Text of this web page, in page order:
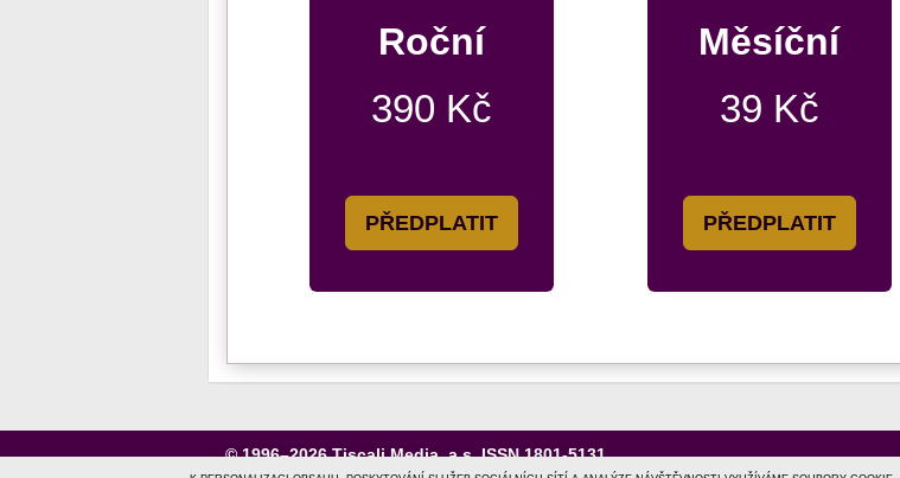
Roční
390 Kč
PŘEDPLATIT
Měsíční
39 Kč
PŘEDPLATIT
© 1996–2026Tiscali Media, a.s.ISSN 1801-5131